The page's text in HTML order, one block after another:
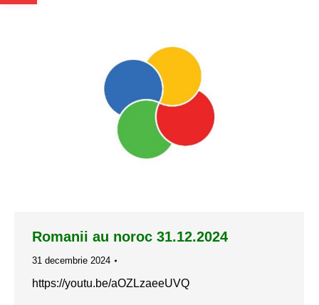
Romanii au noroc 31.12.2024
31 decembrie 2024
https://youtu.be/aOZLzaeeUVQ